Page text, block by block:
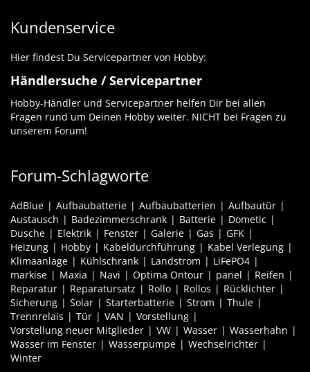
Kundenservice
Hier findest Du Servicepartner von Hobby:
Händlersuche / Servicepartner
Hobby-Händler und Servicepartner helfen Dir bei allen
Fragen rund um Deinen Hobby weiter. NICHT bei Fragen zu
unserem Forum!
Forum-Schlagworte
AdBlue Aufbaubatterie Aufbaubatterien
Aufbautür
Austausch
Badezimmerschrank Batterie
Dometic
Dusche
Elektrik Fenster Galerie Gas
GFK
Heizung
Hobby Kabeldurchführung
Kabel Verlegung
Klimaanlage
Kühlschrank Landstrom
LiFePO4
markise
Maxia Navi Optima Ontour panel
Reifen
Reparatur
Reparatursatz Rollo Rollos
Rücklichter
Sicherung
Solar Starterbatterie Strom
Thule
Trennrelais
Tür VAN
Vorstellung
Vorstellung neuer Mitglieder
VW Wasser
Wasserhahn
Wasser im Fenster
Wasserpumpe
Wechselrichter
Winter